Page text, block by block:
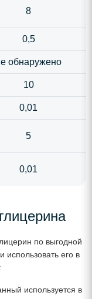
8
0,5
обнаружено
10
0,01
5
0,01
по выгодной
использовать его в
используется в